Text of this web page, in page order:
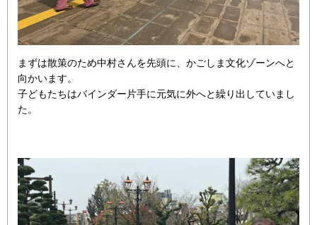
まずは散策のため中村さんを先頭に、かごしま文化ゾーンへと
向かいます。
子どもたちはバインダー片手に元気に外へと繰り出していまし
た。